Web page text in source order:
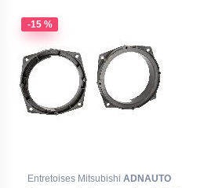
-15 %
Entretoises Mitsubishi ADNAUTO